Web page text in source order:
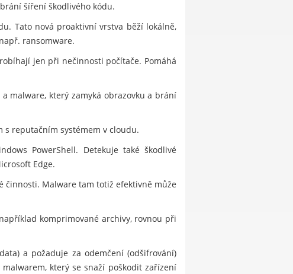
šíření škodlivého kódu.
Tato nová proaktivní vrstva běží lokálně,
ransomware.
jen při nečinnosti počítače. Pomáhá
malware, který zamyká obrazovku a brání
s reputačním systémem v cloudu.
PowerShell. Detekuje také škodlivé
Edge.
činnosti. Malware tam totiž efektivně může
komprimované archivy, rovnou při
a požaduje za odemčení (odšifrování)
který se snaží poškodit zařízení